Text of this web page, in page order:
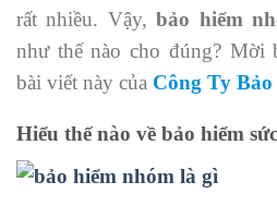
rất nhiều. Vậy,bảo hiểm
như thế nào cho đúng? Mời
bài viết này của Công Ty
Hiểu thế nào về bảo hiểm